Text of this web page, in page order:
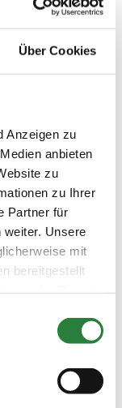
Über Cookies
Anzeigen zu
anbieten
zu
zu Ihrer
Partner für
weiter. Unsere
mit
bereitgestellt
Platz 1: 100
... (bei
Punktzahl
Ort.
vorhanden